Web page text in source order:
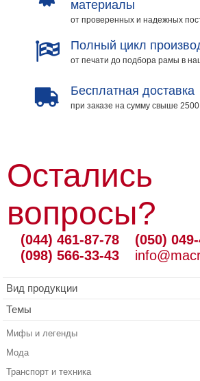
материалы
от проверенных и надежных
Полный цикл
от печати до подбора рамы в
Бесплатная доставка
при заказе на сумму свыше 2500
Остались
вопросы?
(044) 461-87-78
(098) 566-33-43
(050)
Вид продукции
Темы
Мифы и легенды
Мода
Транспорт и техника